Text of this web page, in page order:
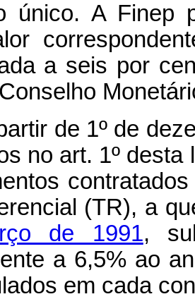
único. A Finep
a seis por
de 1º de
no art. 1º
(TR), a
de 1991,
a 6,5% ao
em cada